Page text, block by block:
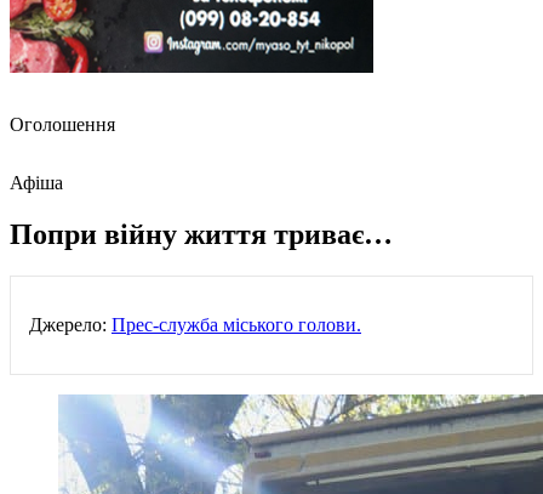
Оголошення
Афіша
Попри війну життя триває…
Джерело: Прес-служба міського голови.